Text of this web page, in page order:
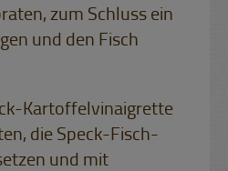
zum Schluss ein
und den Fisch
Kartoffelvinaigrette
die Speck-Fisch-
und mit